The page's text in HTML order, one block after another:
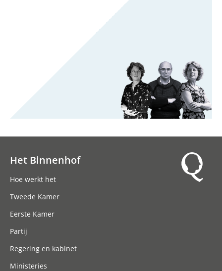
Het Binnenhof
Hoe werkt het
Tweede Kamer
Eerste Kamer
Partij
Regering en kabinet
Ministeries